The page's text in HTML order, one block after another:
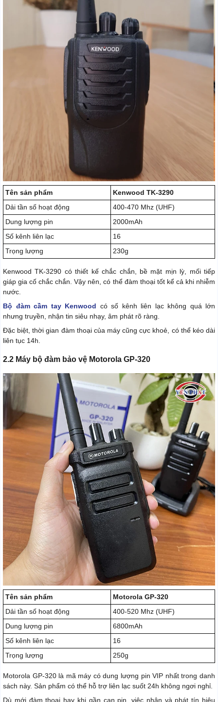
Tên sản phẩm
Kenwood TK-3290
Dải tần số hoạt động
400-470 Mhz (UHF)
Dung lượng pin
2000mAh
Số kênh liên lạc
16
Trọng lượng
230g
Kenwood TK-3290 có thiết kế chắc chắn, bề mặt mịn lỳ, mối tiếp
giáp gia cố chắc chắn. Vậy nên, có thể đàm thoại tốt kể cả khi nhiễm
nước.
Bộ đàm cầm tay Kenwood có số kênh liên lạc không quá lớn
nhưng truyền, nhận tin siêu nhạy, âm phát rõ ràng.
Đặc biệt, thời gian đàm thoại của máy cũng cực khoẻ, có thể kéo dài
liên tục 14h.
2.2 Máy bộ đàm bảo vệ Motorola GP-320
Tên sản phẩm
Motorola GP-320
Dải tần số hoạt động
400-520 Mhz (UHF)
Dung lượng pin
6800mAh
Số kênh liên lạc
16
Trọng lượng
250g
Motorola GP-320 là mã máy có dung lượng pin VIP nhất trong danh
sách này. Sản phẩm có thể hỗ trợ liên lạc suốt 24h không ngơi nghỉ.
Dù mới đàm thoại hay khi gần cạn pin, việc nhận và phát tín hiệu